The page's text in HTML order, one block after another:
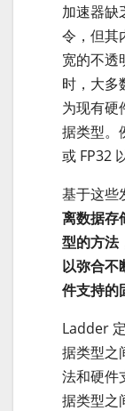
加速器缺
令，但其
宽的不透
时，大多
为现有硬
据类型。
或 FP32
基于这些
离数据存
型的方法
以弥合不
件支持的
Ladder
据类型之
法和硬件
据类型之